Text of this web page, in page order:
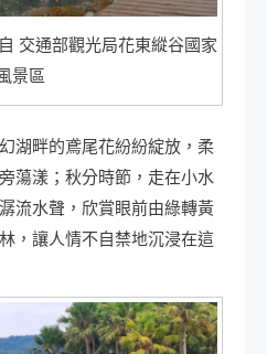
交通部觀光局花東縱谷國家
景區
湖畔的鳶尾花紛紛綻放，柔
蕩漾；秋分時節，走在小水
流水聲，欣賞眼前由綠轉黃
，讓人情不自禁地沉浸在這